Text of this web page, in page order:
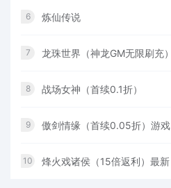
6 炼仙传说
7 龙珠世界（神龙GM无限刷充）
8 战场女神（首续0.1折）
9 傲剑情缘（首续0.05折）游戏
10 烽火戏诸侯（15倍返利）最新